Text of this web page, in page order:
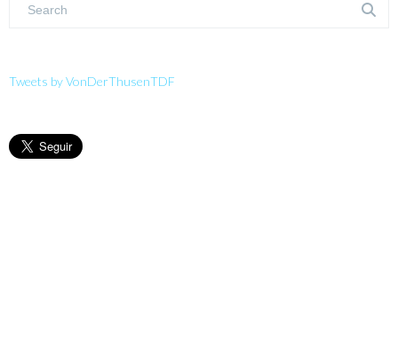
Tweets by VonDerThusenTDF